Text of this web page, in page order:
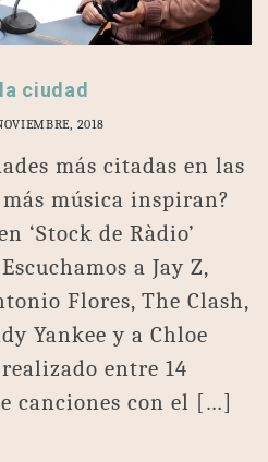
ciudad
2018
más citadas en las
música inspiran?
‘Stock de Ràdio’
a Jay Z,
Flores, The Clash,
Yankee y a Chloe
entre 14
canciones con el […]